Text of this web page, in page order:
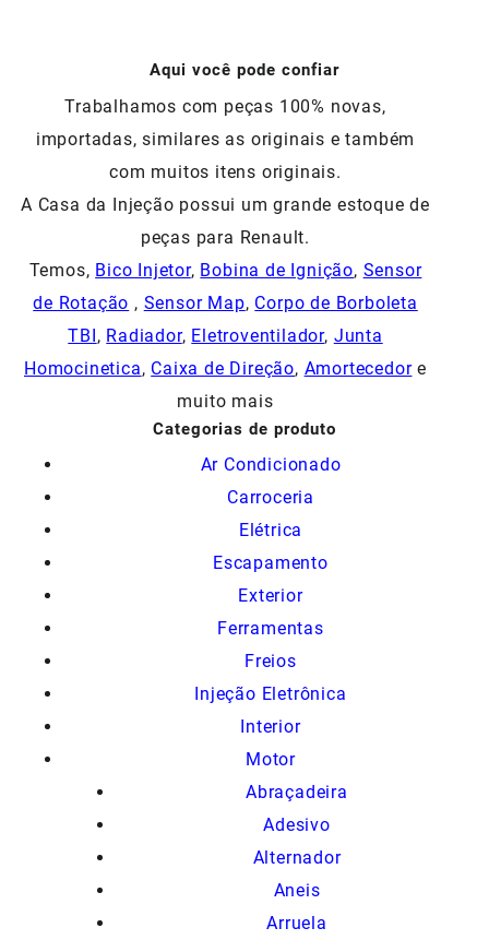
Aqui você pode confiar
Trabalhamos com peças 100% novas,
importadas, similares as originais e também
com muitos itens originais.
A Casa da Injeção possui um grande estoque de
peças para Renault.
Temos, Bico Injetor, Bobina de Ignição, Sensor
de Rotação , Sensor Map, Corpo de Borboleta
TBI, Radiador, Eletroventilador, Junta
Homocinetica, Caixa de Direção, Amortecedore
muito mais
Categorias de produto
Ar Condicionado
Carroceria
Elétrica
Escapamento
Exterior
Ferramentas
Freios
Injeção Eletrônica
Interior
Motor
Abraçadeira
Adesivo
Alternador
Aneis
Arruela